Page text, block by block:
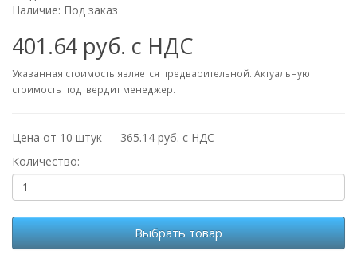
Наличие: Под заказ
401.64 руб. с НДС
Указанная стоимость является предварительной. Актуальную
стоимость подтвердит менеджер.
Цена от 10 штук — 365.14 руб. с НДС
Количество:
Выбрать товар